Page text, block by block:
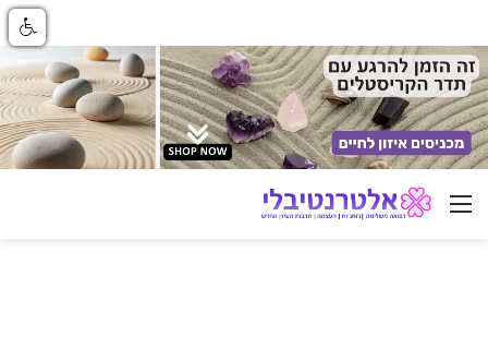
ניווט באתר